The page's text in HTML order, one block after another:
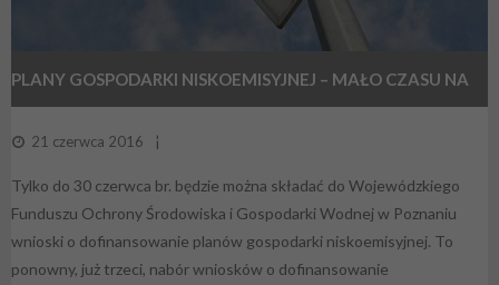
PLANY GOSPODARKI NISKOEMISYJNEJ – MAŁO CZASU NA
SKŁADANIE WNIOSKÓW
21 czerwca 2016
Tylko do 30 czerwca br. będzie można składać do Wojewódzkiego
Funduszu Ochrony Środowiska i Gospodarki Wodnej w Poznaniu
wnioski o dofinansowanie planów gospodarki niskoemisyjnej. To
ponowny, już trzeci, nabór wniosków o dofinansowanie